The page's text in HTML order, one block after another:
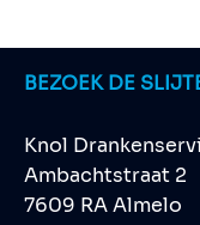
BEZOEK DE
Knol
Ambachtstraat 2
7609 RA Almelo